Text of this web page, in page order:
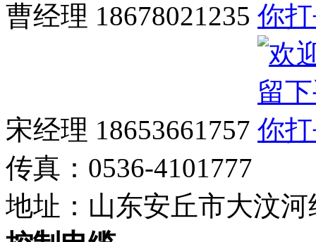
曹经理 18678021235
宋经理 18653661757
传真： 0536-4101777
地址： 山东安丘市大汶